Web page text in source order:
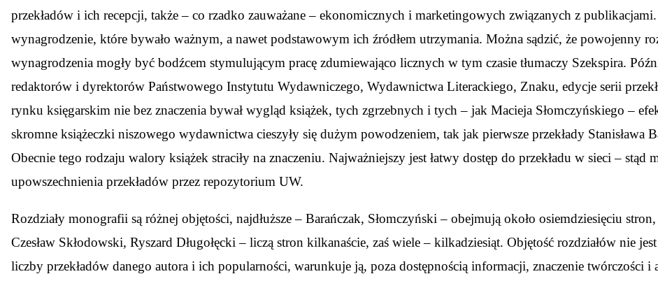
przekładów i ich recepcji, także – co rzadko zauważane – ekonomicznych i marketingowych związanych z
wynagrodzenie, które bywało ważnym, a nawet podstawowym ich źródłem utrzymania. Można sądzić, że powojenny
wynagrodzenia mogły być bodźcem stymulującym pracę zdumiewająco licznych w tym czasie tłumaczy Szekspira.
redaktorów i dyrektorów Państwowego Instytutu Wydawniczego, Wydawnictwa Literackiego, Znaku, edycje serii
rynku księgarskim nie bez znaczenia bywał wygląd książek, tych zgrzebnych i tych – jak Macieja Słomczyńskiego –
skromne książeczki niszowego wydawnictwa cieszyły się dużym powodzeniem, tak jak pierwsze przekłady Stanisława
Obecnie tego rodzaju walory książek straciły na znaczeniu. Najważniejszy jest łatwy dostęp do przekładu w sieci –
upowszechnienia przekładów przez repozytorium UW.
Rozdziały monografii są różnej objętości, najdłuższe – Barańczak, Słomczyński – obejmują około osiemdziesięciu
Czesław Skłodowski, Ryszard Długołęcki – liczą stron kilkanaście, zaś wiele – kilkadziesiąt. Objętość rozdziałów nie
liczby przekładów danego autora i ich popularności, warunkuje ją, poza dostępnością informacji, znaczenie